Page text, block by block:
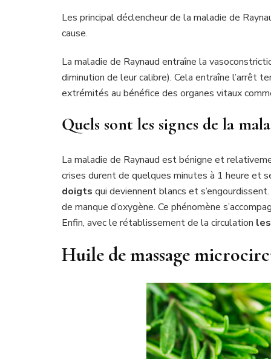
Les principal déclencheur de la maladie de
cause.
La maladie de Raynaud entraîne la
diminution de leur calibre). Cela entraîne l’arrêt
extrémités au bénéfice des organes vitaux
Quels sont les signes de la
La maladie de Raynaud est bénigne et
crises durent de quelques minutes à 1 heure et
doigts qui deviennent blancs et
de manque d’oxygène. Ce phénomène
Enfin, avec le rétablissement de la circulation
Huile de massage